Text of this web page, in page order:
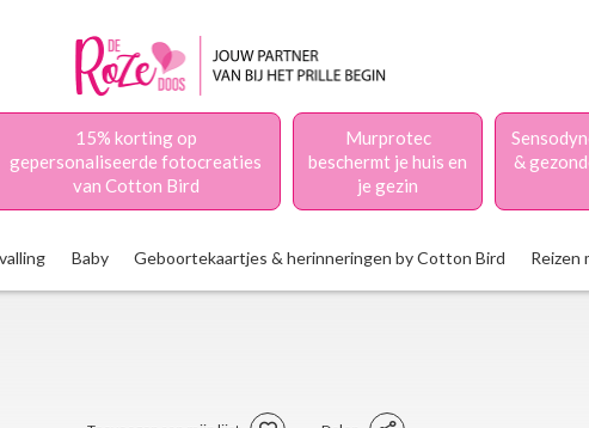
15% korting op
gepersonaliseerde fotocreaties
van Cotton Bird
Murprotec
beschermt je huis en
je gezin
&
Baby Geboortekaartjes & herinneringen by Cotton Bird Reizen